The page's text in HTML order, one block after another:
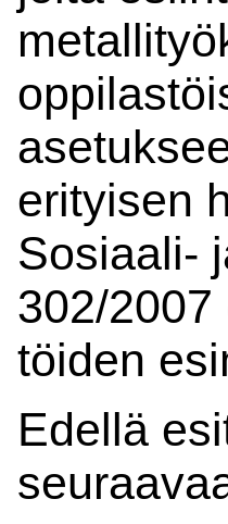
erityisen
Sosiaali-
302/
töiden
Edellä